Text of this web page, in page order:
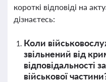
короткі відповіді на
дізнаєтесь:
Коли
звільнений від
відповідальності
військової